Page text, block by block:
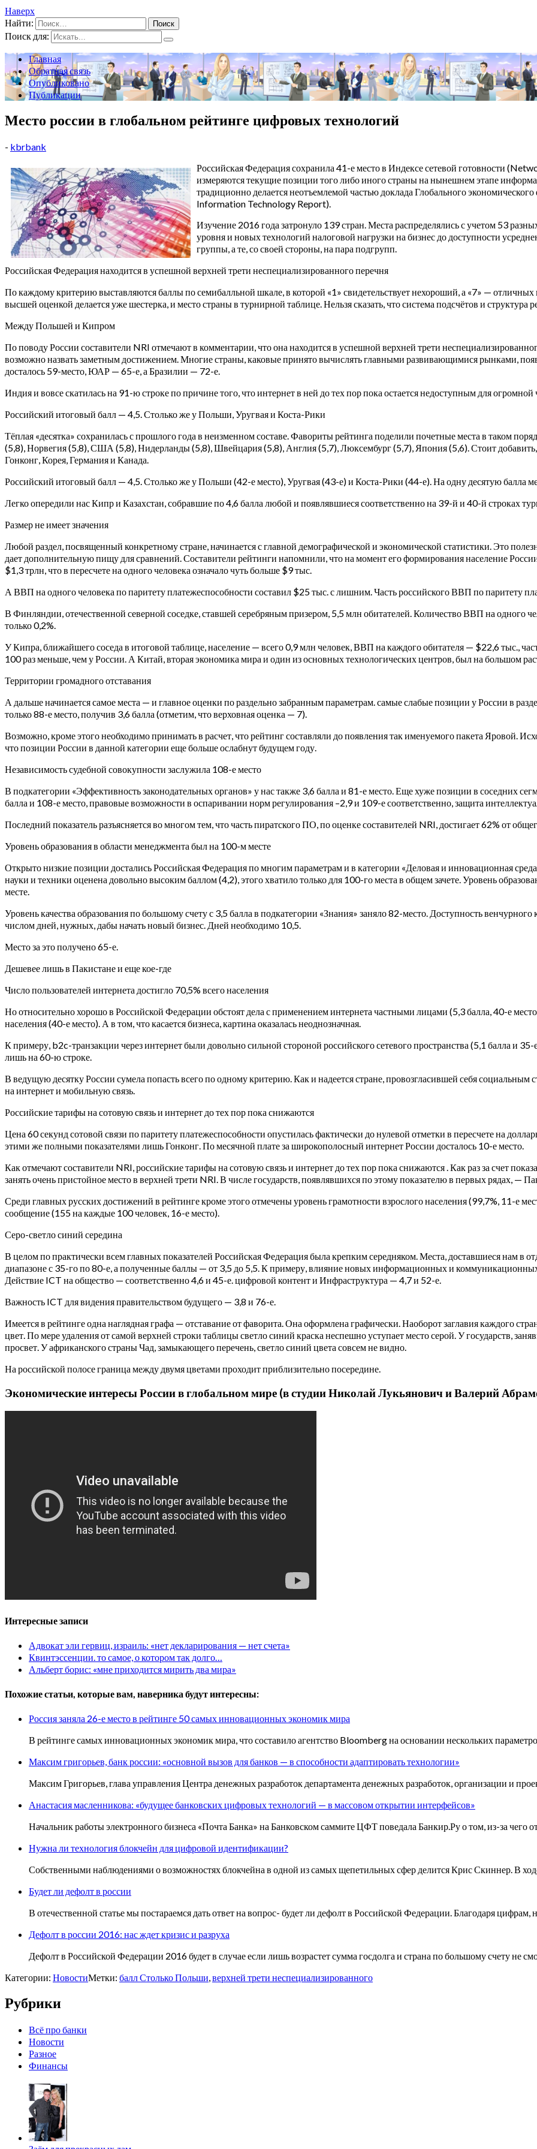
Наверх
Найти:
Поиск для:
Главная
Обратная связь
Опубликовано
Публикации
Место россии в глобальном рейтинге цифровых технологий
- kbrbank
Российская Федерация сохранила 41-е место в Индексе сетевой готовности
измеряются текущие позиции того либо иного страны на нынешнем этапе
традиционно делается неотъемлемой частью доклада Глобального
Information Technology Report).
Изучение 2016 года затронуло 139 стран. Места распределялись с учетом 53
уровня и новых технологий налоговой нагрузки на бизнес до доступности
группы, а те, со своей стороны, на пара подгрупп.
Российская Федерация находится в успешной верхней трети неспециализированного перечня
По каждому критерию выставляются баллы по семибалльной шкале, в которой «1» свидетельствует нехороший, а «7» — отличных
высшей оценкой делается уже шестерка, и место страны в турнирной таблице.Нельзя сказать, что система подсчётов и
Между Польшей и Кипром
По поводу России составители NRI отмечают в комментарии, что она находится в успешной верхней трети
возможно назвать заметным достижением. Многие страны, каковые принято вычислять главными развивающимися рынками,
досталось 59-место, ЮАР — 65-е, а Бразилии — 72-е.
Индия и вовсе скатилась на 91-ю строке по причине того, что интернет в ней до тех пор пока остается недоступным для огромной
Российский итоговый балл — 4,5. Столько же у Польши, Уругвая и Коста-Рики
Тёплая «десятка» сохранилась с прошлого года в неизменном составе. Фавориты рейтинга поделили почетные места в таком
(5,8), Норвегия (5,8), США (5,8), Нидерланды (5,8), Швейцария (5,8), Англия (5,7), Люксембург (5,7), Япония (5,6). Стоит
Гонконг, Корея, Германия и Канада.
Российский итоговый балл — 4,5. Столько же у Польши (42-е место), Уругвая (43-е) и Коста-Рики (44-е). На одну десятую балла
Легко опередили нас Кипр и Казахстан, собравшие по 4,6 балла любой и появлявшиеся соответственно на 39-й и 40-й строках
Размер не имеет значения
Любой раздел, посвященный конкретному стране, начинается с главной демографической и экономической статистики. Это
дает дополнительную пищу для сравнений. Составители рейтинги напомнили, что на момент его формирования население
$1,3 трлн, что в пересчете на одного человека означало чуть больше $9 тыс.
А ВВП на одного человека по паритету платежеспособности составил $25 тыс. с лишним. Часть российского ВВП по паритету
В Финляндии, отечественной северной соседке, ставшей серебряным призером, 5,5 млн обитателей. Количество ВВП на
только 0,2%.
У Кипра, ближайшего соседа в итоговой таблице, население — всего 0,9 млн человек, ВВП на каждого обитателя — $22,6 тыс.,
100 раз меньше, чем у России. А Китай, вторая экономика мира и один из основных технологических центров, был на большом
Территории громадного отставания
А дальше начинается самое места — и главное оценки по раздельно забранным параметрам. самые слабые позиции у России в
только 88-е место, получив 3,6 балла (отметим, что верховная оценка — 7).
Возможно, кроме этого необходимо принимать в расчет, что рейтинг составляли до появления так именуемого пакета Яровой.
что позиции России в данной категории еще больше ослабнут будущем году.
Независимость судебной совокупности заслужила 108-е место
В подкатегории «Эффективность законодательных органов» у нас также 3,6 балла и 81-е место. Еще хуже позиции в соседних
балла и 108-е место, правовые возможности в оспаривании норм регулирования –2,9 и 109-е соответственно, защита
Последний показатель разъясняется во многом тем, что часть пиратского ПО, по оценке составителей NRI, достигает 62% от
Уровень образования в области менеджмента был на 100-м месте
Открыто низкие позиции достались Российская Федерация по многим параметрам и в категории «Деловая и инновационная
науки и техники оценена довольно высоким баллом (4,2), этого хватило только для 100-го места в общем зачете. Уровень
месте.
Уровень качества образования по большому счету с 3,5 балла в подкатегории «Знания» заняло 82-место. Доступность
числом дней, нужных, дабы начать новый бизнес. Дней необходимо 10,5.
Место за это получено 65-е.
Дешевее лишь в Пакистане и еще кое-где
Число пользователей интернета достигло 70,5% всего населения
Но относительно хорошо в Российской Федерации обстоят дела с применением интернета частными лицами (5,3 балла, 40-е
населения (40-е место). А в том, что касается бизнеса, картина оказалась неоднозначная.
К примеру, b2c-транзакции через интернет были довольно сильной стороной российского сетевого пространства (5,1 балла и
лишь на 60-ю строке.
В ведущую десятку России сумела попасть всего по одному критерию. Как и надеется стране, провозгласившей себя
на интернет и мобильную связь.
Российские тарифы на сотовую связь и интернет до тех пор пока снижаются
Цена 60 секунд сотовой связи по паритету платежеспособности опустилась фактически до нулевой отметки в пересчете на
этими же полными показателями лишь Гонконг. По месячной плате за широкополосный интернет России досталось 10-е место.
Как отмечают составители NRI, российские тарифы на сотовую связь и интернет до тех пор пока снижаются . Как раз за счет
занять очень пристойное место в верхней трети NRI. В числе государств, появлявшихся по этому показателю в первых рядах, —
Среди главных русских достижений в рейтинге кроме этого отмечены уровень грамотности взрослого населения (99,7%, 11-е
сообщение (155 на каждые 100 человек, 16-е место).
Серо-светло синий середина
В целом по практически всем главных показателей Российская Федерация была крепким середняком. Места, доставшиеся нам в
диапазоне с 35-го по 80-е, а полученные баллы — от 3,5 до 5,5. К примеру, влияние новых информационных и
Действие ICT на общество — соответственно 4,6 и 45-е. цифровой контент и Инфраструктура — 4,7 и 52-е.
Важность ICT для видения правительством будущего — 3,8 и 76-е.
Имеется в рейтинге одна наглядная графа — отставание от фаворита. Она оформлена графически. Наоборот заглавия каждого
цвет. По мере удаления от самой верхней строки таблицы светло синий краска неспешно уступает место серой. У государств,
просвет. У африканского страны Чад, замыкающего перечень, светло синий цвета совсем не видно.
На российской полосе граница между двумя цветами проходит приблизительно посередине.
Экономические интересы России в глобальном мире (в студии Николай Лукьянович и Валерий
Интересные записи
Адвокат эли гервиц, израиль: «нет декларирования — нет счета»
Квинтэссенции. то самое, о котором так долго…
Альберт борис: «мне приходится мирить два мира»
Похожие статьи, которые вам, наверника будут интересны:
Россия заняла 26-е место в рейтинге 50 самых инновационных экономик мира
В рейтинге самых инновационных экономик мира, что составило агентство Bloomberg на основании нескольких
Максим григорьев, банк россии: «основной вызов для банков — в способности адаптировать технологии»
Максим Григорьев, глава управления Центра денежных разработок департамента денежных разработок, организации и
Анастасия масленникова: «будущее банковских цифровых технологий — в массовом открытии интерфейсов»
Начальник работы электронного бизнеса «Почта Банка» на Банковском саммите ЦФТ поведала Банкир.Ру о том, из-за
Нужна ли технология блокчейн для цифровой идентификации?
Собственными наблюдениями о возможностях блокчейна в одной из самых щепетильных сфер делится Крис Скиннер. В
Будет ли дефолт в россии
В отечественной статье мы постараемся дать ответ на вопрос- будет ли дефолт в Российской Федерации. Благодаря
Дефолт в россии 2016: нас ждет кризис и разруха
Дефолт в Российской Федерации 2016 будет в случае если лишь возрастет сумма госдолга и страна по большому счету не
Категории: НовостиМетки: балл Столько Польши,верхней трети неспециализированного
Рубрики
Всё про банки
Новости
Разное
Финансы